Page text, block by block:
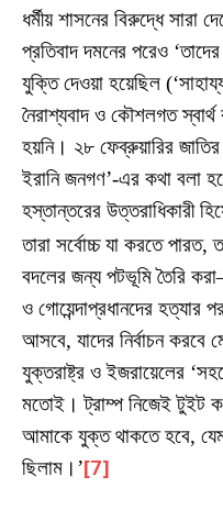
ধর্মীয় শাসনের বিরুদ্ধে
প্রতিবাদ দমনের পরেও
যুক্তি দেওয়া হয়েছিল
নৈরাশ্যবাদ ও কৌশলগত
হয়নি। ২৮ ফেব্রুয়ারির জাতির
ইরানি জনগণ’-এর কথা বলা
হস্তান্তরের উত্তরাধিকারী
তারা সর্বোচ্চ যা করতে
বদলের জন্য পটভূমি তৈরি
ও গোয়েন্দাপ্রধানদের
আসবে, যাদের নির্বাচন
যুক্তরাষ্ট্র ও ইজরায়েলের
মতোই। ট্রাম্প নিজেই টুইট
আমাকে যুক্ত থাকতে হবে,
ছিলাম।’[7]